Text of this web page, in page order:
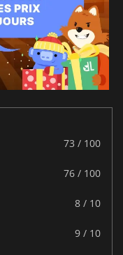
73 / 100
76 / 100
8 / 10
9 / 10